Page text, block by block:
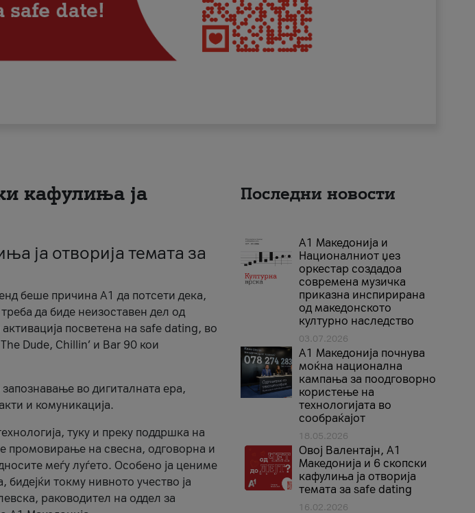
кафулиња ја
ја отворија темата за
беше причина А1 да потсети дека,
да биде неизоставен дел од
посветена на safe dating, во
Dude, Chillin’ и Bar 90 кои
во дигиталната ера,
и комуникација.
туку и преку поддршка на
промовирање на свесна, одговорна и
меѓу луѓето. Особено ја цениме
токму нивното учество ја
раководител на оддел за
Последни новости
А1 Македонија и
Националниот џез
оркестар создадоа
современа музичка
приказна инспирирана
од македонското
културно наследство
03.07.2026
A1 Македонија почнува
моќна национална
кампања за поодговорно
користење на
технологијата во
сообраќајот
18.05.2026
Овој Валентајн, A1
Македонија и 6 скопски
кафулиња ја отворија
темата за safe dating
16.02.2026